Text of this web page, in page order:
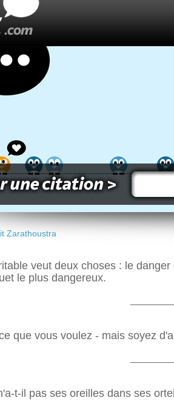
Zarathoustra
veut deux choses : le
le plus dangereux.
que vous voulez - mais soyez
t-il pas ses oreilles dans ses